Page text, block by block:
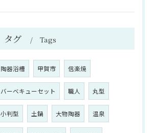
タグ Tags
陶器浴槽 甲賀市 信楽焼
バーベキューセット 職人 丸型
小判型 土鍋 大物陶器 温泉